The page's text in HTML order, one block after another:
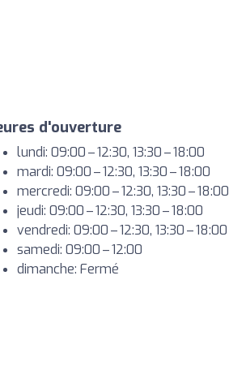
d'ouverture
lundi: 09:00 – 12:30, 13:30 – 18:00
mardi: 09:00 – 12:30, 13:30 – 18:00
mercredi: 09:00 – 12:30, 13:30 – 18:00
jeudi: 09:00 – 12:30, 13:30 – 18:00
vendredi: 09:00 – 12:30, 13:30 – 18:00
samedi: 09:00 – 12:00
dimanche: Fermé